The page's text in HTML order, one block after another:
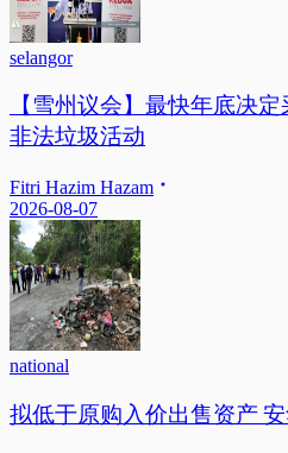
selangor
【雪州议会】最快年底决
非法垃圾活动
Fitri Hazim Hazam
2026-08-07
national
拟低于原购入价出售资产